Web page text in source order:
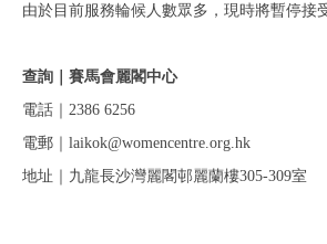
由於目前服務輪候人數眾多，現時將暫停接
查詢｜賽馬會麗閣中心
電話｜2386 6256
電郵｜laikok@womencentre.org.hk
地址｜九龍長沙灣麗閣邨麗蘭樓305-309室